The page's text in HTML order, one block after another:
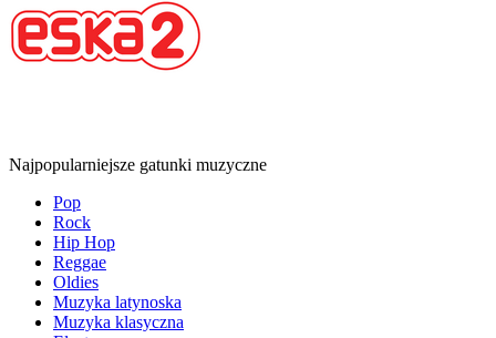
Najpopularniejsze gatunki muzyczne
Pop
Rock
Hip Hop
Reggae
Oldies
Muzyka latynoska
Muzyka klasyczna